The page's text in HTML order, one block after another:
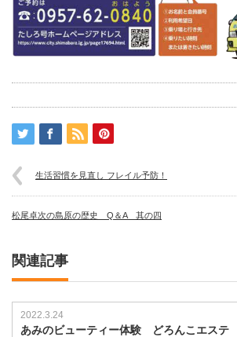
生活習慣を見直し フレイル予防！
松尾卓次の島原の歴史 Q＆A 其の四
関連記事
2022.3.24
あみのビューティー体験 どろんこエステ